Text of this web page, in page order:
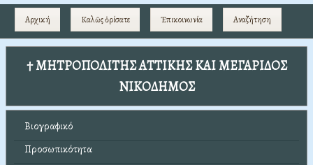
Αρχική Καλῶς ὁρίσατε Ἐπικοινωνία Αναζήτηση
† ΜΗΤΡΟΠΟΛΙΤΗΣ ΑΤΤΙΚΗΣ ΚΑΙ ΜΕΓΑΡΙΔΟΣ
ΝΙΚΟΔΗΜΟΣ
Βιογραφικό
Προσωπικότητα